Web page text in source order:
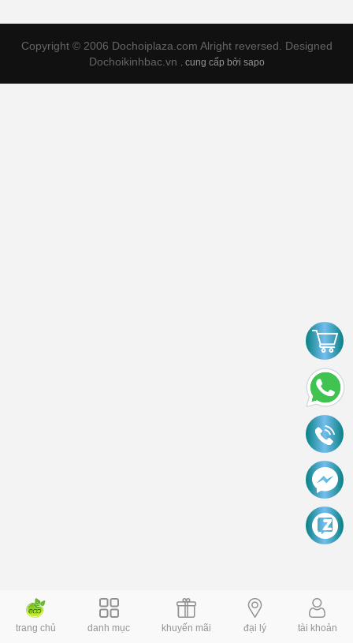
Copyright © 2006 Dochoiplaza.com Alright reversed. Designed
Dochoikinhbac.vn . cung cấp bởi sapo
trang chủ danh mục khuyến mãi đại lý tài khoản